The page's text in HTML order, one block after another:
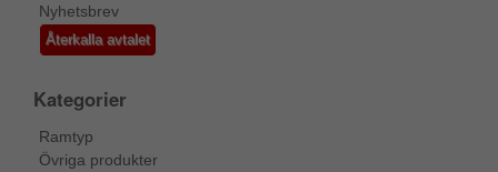
Nyhetsbrev
Återkalla avtalet
Kategorier
Ramtyp
Övriga produkter